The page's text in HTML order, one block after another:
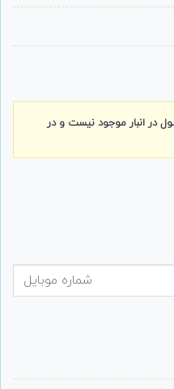
در انبار موجود نیست و در